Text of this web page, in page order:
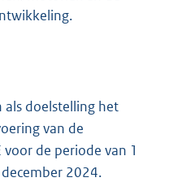
als doelstelling het
van de
voor de periode van 1
2024.